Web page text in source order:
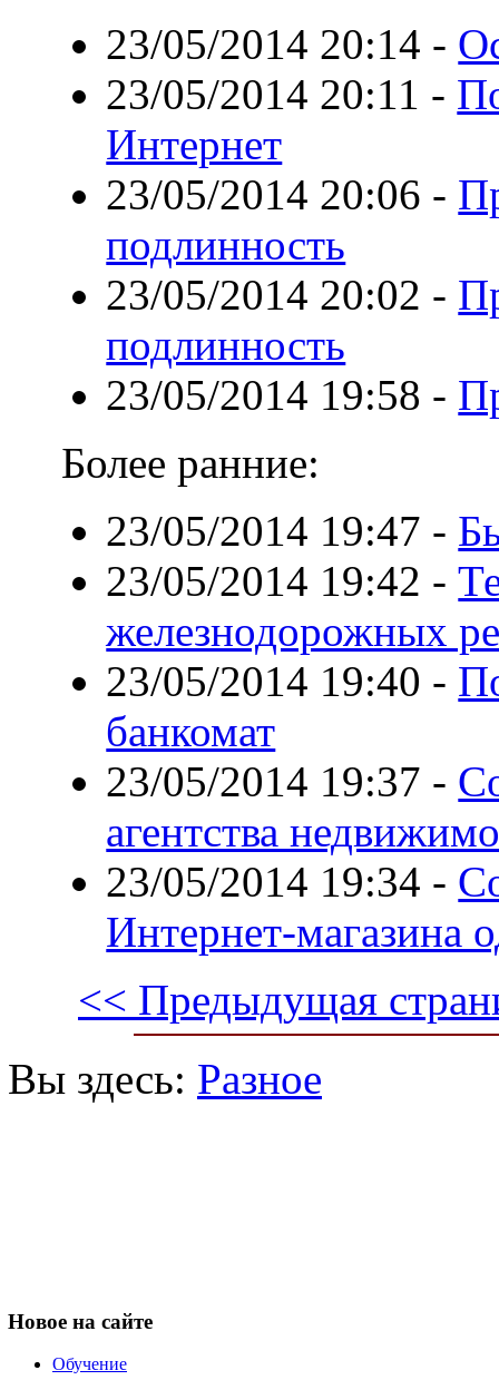
23/05/2014 20:14 -
23/05/2014 20:11 -
Интернет
23/05/2014 20:06 -
подлинность
23/05/2014 20:02 -
подлинность
23/05/2014 19:58 -
Более ранние:
23/05/2014 19:47 -
23/05/2014 19:42 -
железнодорожных
23/05/2014 19:40 -
банкомат
23/05/2014 19:37 -
агентства
23/05/2014 19:34 -
Интернет-магазина
<< Предыдущая
Вы здесь: Разное
Новое на сайте
Обучение